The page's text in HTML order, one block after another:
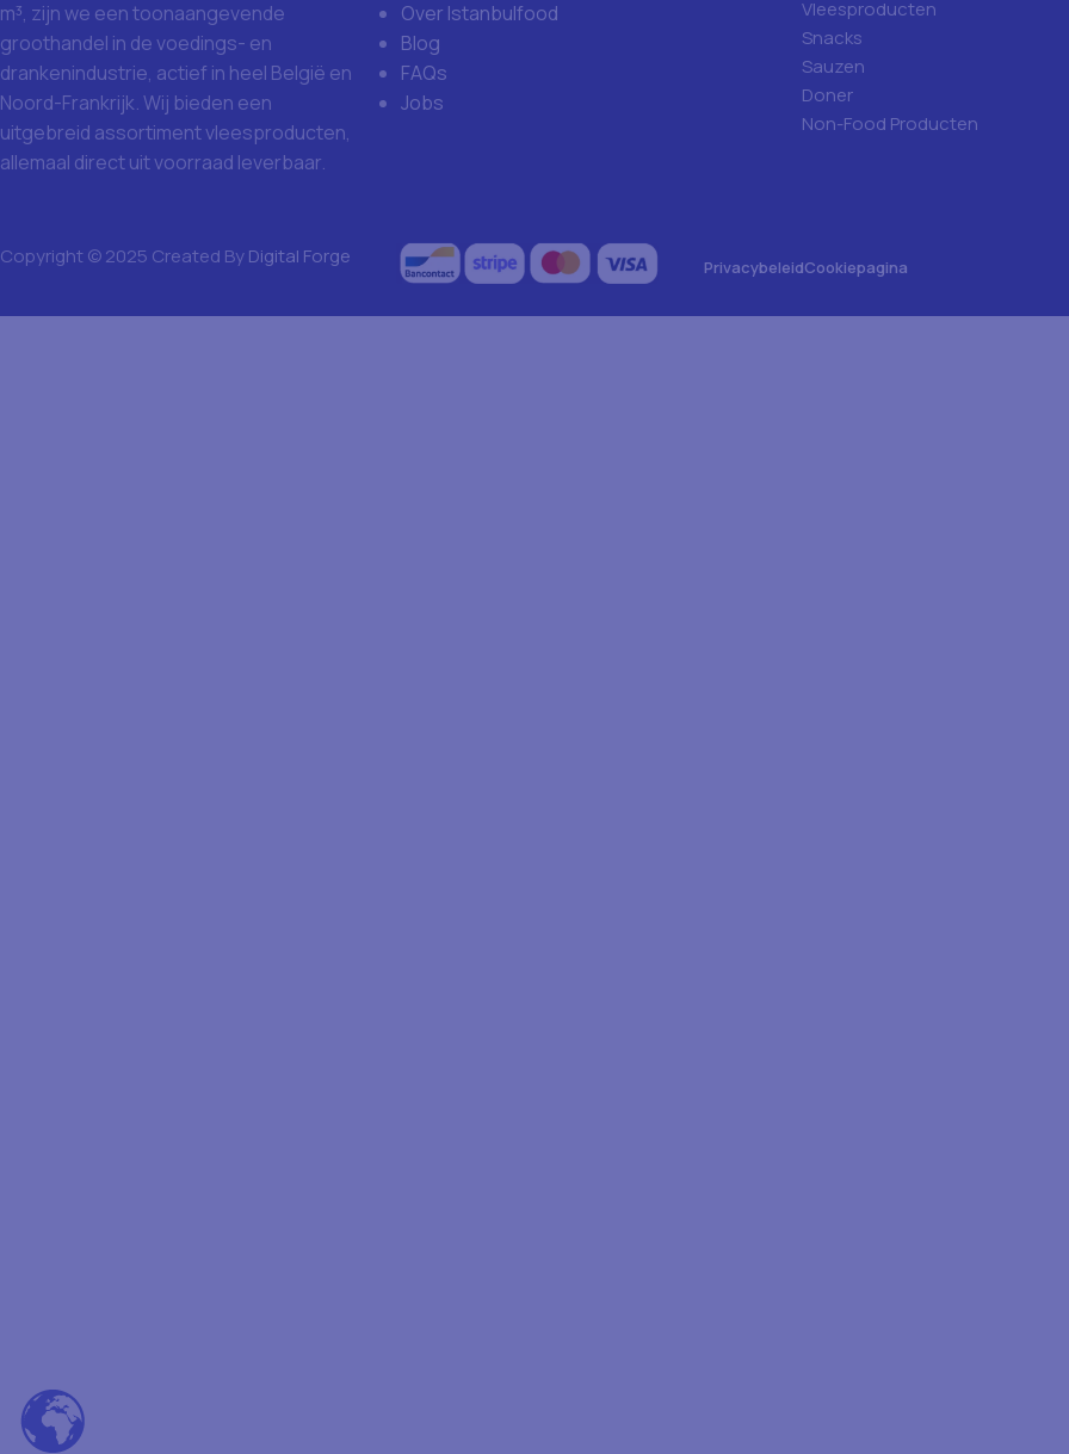
m³, zijn we een toonaangevende
groothandel in de voedings- en
drankenindustrie, actief in heel België en
Noord-Frankrijk. Wij bieden een
uitgebreid assortiment vleesproducten,
allemaal direct uit voorraad leverbaar.
Over Istanbulfood
Blog
FAQs
Jobs
Vleesproducten
Snacks
Sauzen
Doner
Non-Food Producten
Copyright © 2025 Created ByDigital Forge PrivacybeleidCookiepagina